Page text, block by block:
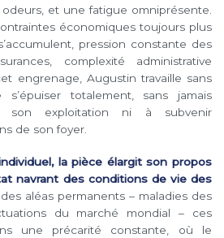
et une fatigue omniprésente.
économiques toujours plus
pression constante des
complexité administrative
engrenage, Augustin travaille sans
totalement, sans jamais
son exploitation ni à subvenir
de son foyer.
la pièce élargit son propos
navrant des conditions de vie des
aléas permanents – maladies des
du marché mondial – ces
une précarité constante, où le